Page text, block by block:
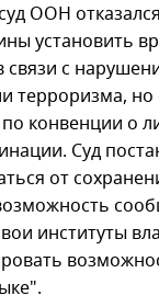
ООН
установить
связи с
терроризма, но
конвенции о
Суд
от
институты